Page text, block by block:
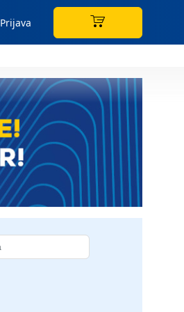
Prijava